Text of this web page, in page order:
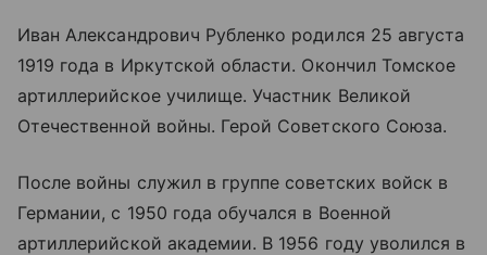
Иван Александрович Рубленко родился 25 августа
1919 года в Иркутской области. Окончил Томское
артиллерийское училище. Участник Великой
Отечественной войны. Герой Советского Союза.
После войны служил в группе советских войск в
Германии, с 1950 года обучался в Военной
артиллерийской академии. В 1956 году уволился в